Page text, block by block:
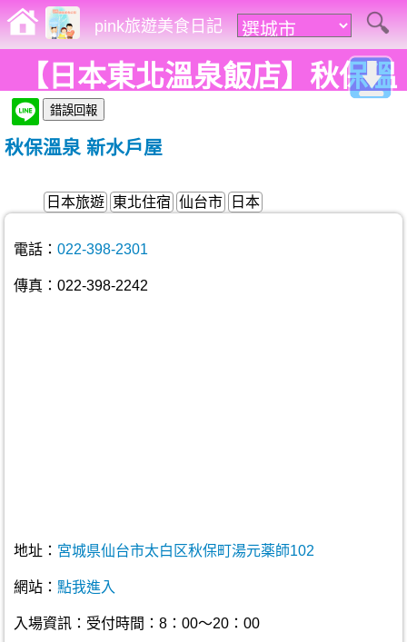
pink旅遊美食日記
【日本東北溫泉飯店】秋保溫
泉 新水戶屋。星級住宿環境、
溫泉大浴場、舒眠塌塌米還有
美味會席料理。
秋保溫泉 新水戶屋
日本旅遊 東北住宿 仙台市 日本
電話： 022-398-2301
傳真：022-398-2242
地址： 宮城県仙台市太白区秋保町湯元薬師102
網站： 點我進入
入場資訊：受付時間：8：00～20：00